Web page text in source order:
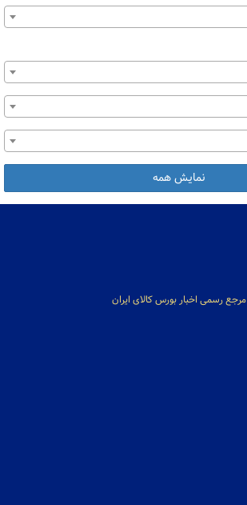
نمایش همه
مرجع رسمی اخبار بورس کالای ایران